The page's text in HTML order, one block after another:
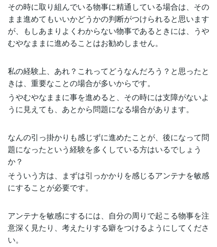
その時に取り組んでいる物事に精通している場合は、その
まま進めてもいいかどうかの判断がつけられると思います
が、もしあまりよくわからない物事であるときには、うや
むやなままに進めることはお勧めしません。
私の経験上、あれ？これってどうなんだろう？と思ったと
きは、重要なことの場合が多いからです。
うやむやなままに事を進めると、その時には支障がないよ
うに見えても、あとから問題になる場合があります。
なんの引っ掛かりも感じずに進めたことが、後になって問
題になったという経験を多くしている方はいるでしょう
か？
そういう方は、まずは引っかかりを感じるアンテナを敏感
にすることが必要です。
アンテナを敏感にするには、自分の周りで起こる物事を注
意深く見たり、考えたりする癖をつけるようにしてくださ
い。